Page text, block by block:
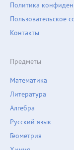
Предметы
Математика
Литература
Алгебра
Русский язык
Геометрия
Политика
Пользовательское
Контакты